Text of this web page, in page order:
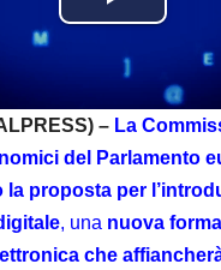
P
l
a
y
V
– La
del Parlamento
la proposta per
, una nuova
che